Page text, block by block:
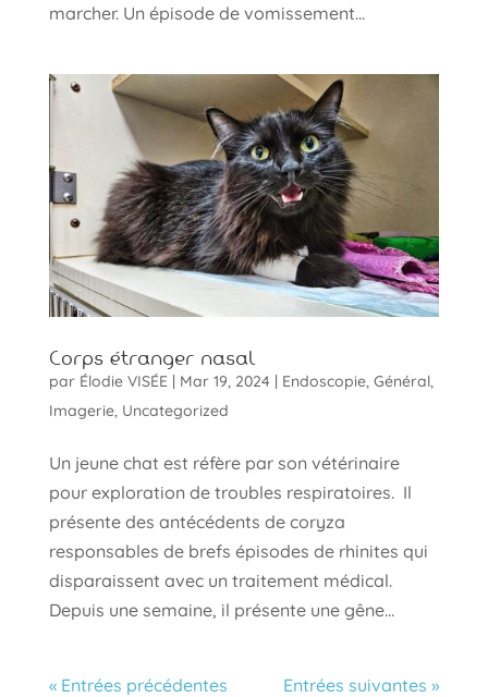
marcher. Un épisode de vomissement...
Corps étranger nasal
par Élodie VISÉE| Mar 19, 2024| Endoscopie, Général,
Imagerie, Uncategorized
Un jeune chat est réfère par son vétérinaire
pour exploration de troubles respiratoires. Il
présente des antécédents de coryza
responsables de brefs épisodes de rhinites qui
disparaissent avec un traitement médical.
Depuis une semaine, il présente une gêne...
« Entrées précédentes Entrées suivantes »